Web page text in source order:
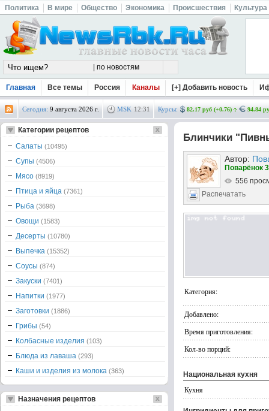
Политика В мире Общество Экономика Происшествия Культура
Главная Все темы Россия Каналы [+] Добавить новость
Сегодня: 9 августа 2026 г. MSK 12:31 Курсы: 82.17 руб (+0.76) 94.84
Блинчики
Автор:
Поварёнок
556
Распечатать
Категория:
Добавлено:
Время приготовления:
Кол-во порций:
Национальная кухня
Кухня
Категории рецептов
Салаты (10495)
Супы (4506)
Мясо (8919)
Птица и яйца (7361)
Рыба (3698)
Овощи (1583)
Десерты (10780)
Выпечка (15352)
Соусы (874)
Закуски (7401)
Напитки (1977)
Заготовки (1886)
Грибы (54)
Колбасные изделия (103)
Блюда из лаваша (293)
Каши и изделия из молока (363)
Назначения рецептов